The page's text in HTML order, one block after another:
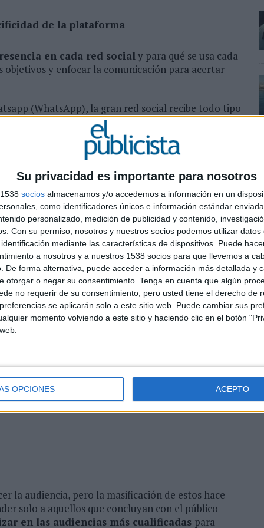
Su privacidad es importante para nosotros
socios almacenamos y/o accedemos a información en un
como identificadores únicos e información estándar
personalizado, medición de publicidad y contenido,
Con su permiso, nosotros y nuestros socios podemos utilizar datos
mediante las características de dispositivos. Puede
a nosotros y a nuestros 1538 socios para que llevemos a
De forma alternativa, puede acceder a información más detallada y
otorgar o negar su consentimiento. Tenga en cuenta que algún
no requerir de su consentimiento, pero usted tiene el derecho de
se aplicarán solo a este sitio web. Puede cambiar sus
momento volviendo a este sitio y haciendo clic en el botón
OPCIONES ACEPTO
de la plataforma
en cada red socialy para qué se usa cada
objetivos y enfocar la comunicación para acertar
(WhatsApp), la gran red social recibe todo tipo
de intereses presentando gran posibilidad
años posee una audiencia más joven –y
marcas y famosos
Instagram Stories, su público es de los más jóvenes
filtros y mensajes audiovisuales de corta
excelencia donde existe gran oportunidad para
con mayor nivel social-económico que persigue
su interés
más maduras que buscan, al igual que en
clave y no al día a día (bodas, nacimientos,
tipo de contenido, los mensajes y las plataformas
deinsightde plataformas sociales y estudios
la audiencia, pero la masificación de estos hace
solo a aquellos que concluyan con el público
en las audiencias más cualificadas para